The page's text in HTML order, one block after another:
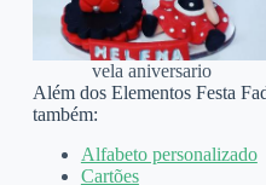
vela aniversario
Além dos Elementos Festa
também:
Alfabeto personalizado
Cartões